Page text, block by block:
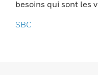
besoins qui sont les
SBC